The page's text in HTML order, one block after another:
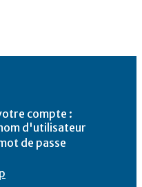
compte :
d'utilisateur
de passe